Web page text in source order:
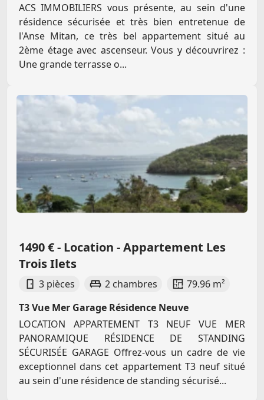
ACS IMMOBILIERS vous présente, au sein d'une
résidence sécurisée et très bien entretenue de
l'Anse Mitan, ce très bel appartement situé au
2ème étage avec ascenseur. Vous y découvrirez :
Une grande terrasse o...
1490 € - Location - Appartement Les
Trois Ilets
3 pièces 2 chambres
79.96 m²
T3 Vue Mer Garage Résidence Neuve
LOCATION APPARTEMENT T3 NEUF VUE MER
PANORAMIQUE RÉSIDENCE DE STANDING
SÉCURISÉE GARAGE Offrez-vous un cadre de vie
exceptionnel dans cet appartement T3 neuf situé
au sein d'une résidence de standing sécurisé...